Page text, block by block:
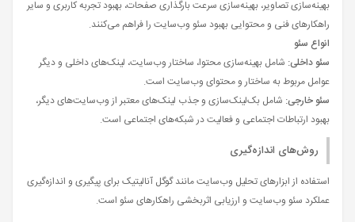
بهینه‌سازی تصاویر، بهینه‌سازی سرعت بارگذاری صفحات، بهبود تجربه کاربری و سایر
راهکارهای فنی و محتوایی بهبود سئو وب‌سایت را فراهم می‌کنند.
انواع سئو
سئو داخلی: شامل بهینه‌سازی محتوا، ساختار وب‌سایت، لینک‌های داخلی و دیگر
عوامل مربوط به ساختار و محتوای وب‌سایت است.
سئو خارجی: شامل بک‌لینک‌سازی و جذب لینک‌های معتبر از وب‌سایت‌های دیگر،
بهبود ارتباطات اجتماعی و فعالیت در شبکه‌های اجتماعی است.
روش‌های اندازه‌گیری
استفاده از ابزارهای تحلیل وب‌سایت مانند گوگل آنالیتیک برای پیگیری و اندازه‌گیری
عملکرد سئو وب‌سایت و ارزیابی اثربخشی راهکارهای سئو است.